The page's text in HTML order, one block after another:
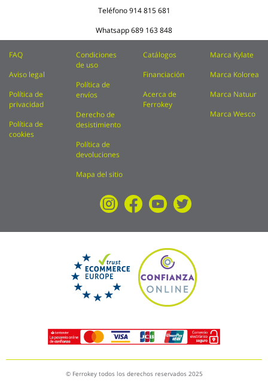
Teléfono914 815 681
Whatsapp689 163 848
FAQ
Aviso legal
Política de
privacidad
Política de
cookies
Condiciones
de uso
Política de
envíos
Derecho de
desistimiento
Política de
devoluciones
Mapa del sitio
Catálogos
Financiación
Acerca de
Ferrokey
Marca Kylate
Marca Kolorea
Marca Natuur
Marca Wesco
© Ferrokey todos los derechos reservados 2025